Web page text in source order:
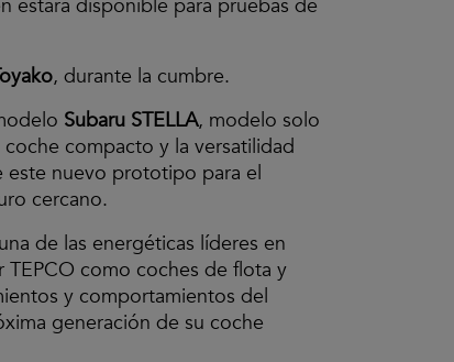
estará disponible para pruebas de
, durante la cumbre.
Subaru STELLA, modelo solo
compacto y la versatilidad
este nuevo prototipo para el
cercano.
de las energéticas líderes en
como coches de flota y
y comportamientos del
generación de su coche